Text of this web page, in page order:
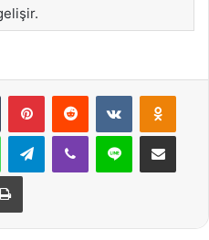
Tumblr PinterestReddit VKontakte
WhatsAppTelegramViber Line E-Posta ile
Yazdır